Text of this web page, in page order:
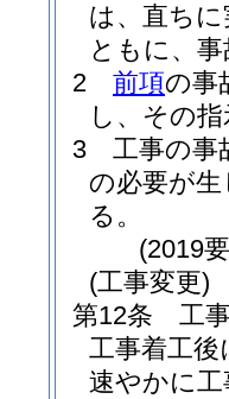
は、直ち
ともに、
2
前項の事
し、その
3
工事の事
の必要が
る。
(2019
(工事変更)
第12条
工
工事着工
速やかに工